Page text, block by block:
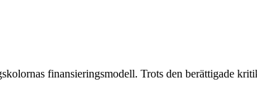
finansieringsmodell. Trots den berättigade